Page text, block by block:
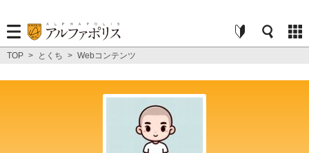
TOP > とくち > Webコンテンツ